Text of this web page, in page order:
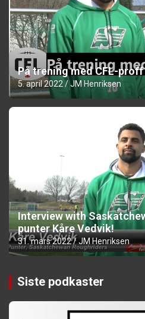
På trening med CFL-
5. april 2022 JM Henriksen
Interview with
punter Kåre Vedvik!
31. mars 2022 JM Henriksen
Siste podkaster